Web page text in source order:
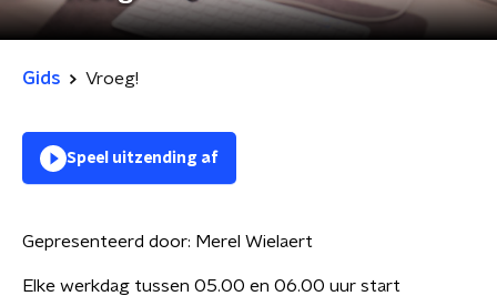
Gids Vroeg!
Speel uitzending af
Gepresenteerd door: Merel Wielaert
Elke werkdag tussen 05.00 en 06.00 uur start